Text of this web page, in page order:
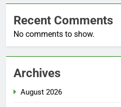
Recent Comments
No comments to show.
Archives
August 2026